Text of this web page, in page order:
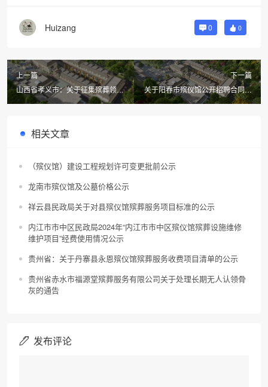
Huizang 0 0
上一篇
山西省孝义市：关于征集殡葬领域
不正之风和腐败问题线索的公告
下一篇
关于阳春市殡仪馆公开招聘合同制
人员的公告
相关文章
（殡仪馆）建设工程规划许可变更批前公示
龙南市殡仪馆及公墓价格公示
祥云县民政局关于对县殡仪馆殡葬服务项目标准的公示
内江市市中区民政局2024年“内江市市中区殡仪馆殡葬设施维修
维护项目”经费使用情况公示
贵州省：关于丹寨县永恩殡仪馆殡葬服务收费项目清单的公示
贵州省赤水市福源堂殡葬服务有限公司关于处理长期无人认领骨
灰的通告
发布评论